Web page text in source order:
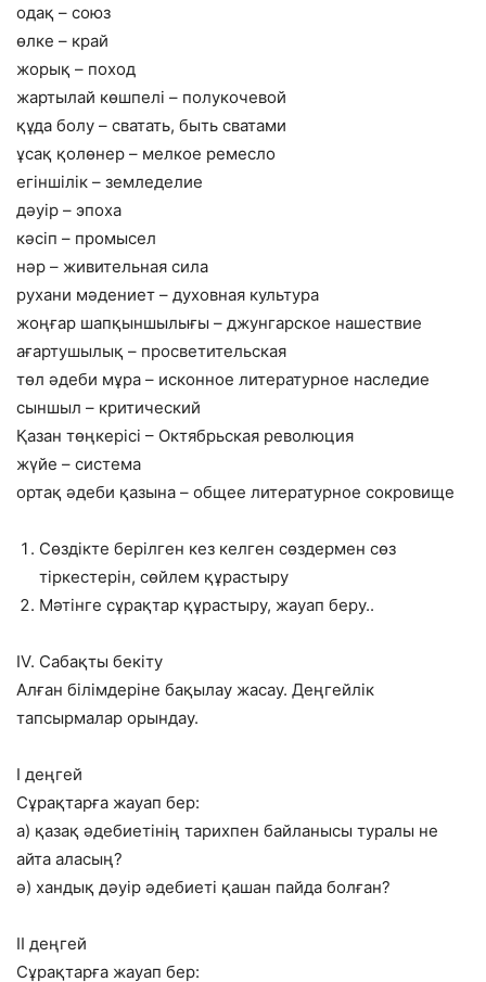
одақ – союз
өлке – край
жорық – поход
жартылай көшпелі – полукочевой
құда болу – сватать, быть сватами
ұсақ қолөнер – мелкое ремесло
егіншілік – земледелие
дәуір – эпоха
кәсіп – промысел
нәр – живительная сила
рухани мәдениет – духовная культура
жоңғар шапқыншылығы – джунгарское нашествие
ағартушылық – просветительская
төл әдеби мұра – исконное литературное наследие
сыншыл – критический
Қазан төңкерісі – Октябрьская революция
жүйе – система
ортақ әдеби қазына – общее литературное сокровище
Сөздікте берілген кез келген сөздермен сөз
тіркестерін, сөйлем құрастыру
Мәтінге сұрақтар құрастыру, жауап беру..
ІV. Сабақты бекіту
Алған білімдеріне бақылау жасау. Деңгейлік
тапсырмалар орындау.
І деңгей
Сұрақтарға жауап бер:
а) қазақ әдебиетінің тарихпен байланысы туралы не
айта аласың?
ә) хандық дәуір әдебиеті қашан пайда болған?
ІІ деңгей
Сұрақтарға жауап бер: